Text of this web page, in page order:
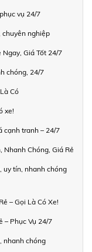
vụ 24/7
chuyên nghiệp
Ngay, Giá Tốt 24/7
chóng, 24/7
Có
xe!
cạnh tranh – 24/7
Nhanh Chóng, Giá Rẻ
uy tín, nhanh chóng
– Gọi Là Có Xe!
– Phục Vụ 24/7
nhanh chóng